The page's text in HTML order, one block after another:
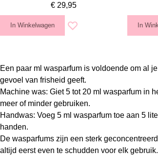
€ 29,95
In Winkelwagen
Voeg toe aan verlanglijst
In
Een paar ml wasparfum is voldoende om al
gevoel van frisheid geeft.
Machine was: Giet 5 tot 20 ml wasparfum in
meer of minder gebruiken.
Handwas: Voeg 5 ml wasparfum toe aan 5
handen.
De wasparfums zijn een sterk
altijd eerst even te schudden voor elk gebruik.